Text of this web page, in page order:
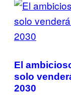
El
solo
2030